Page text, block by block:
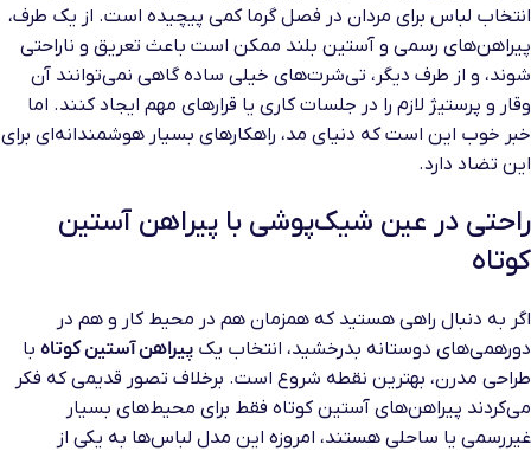
انتخاب لباس برای مردان در فصل گرما کمی پیچیده است. از یک طرف،
پیراهن‌های رسمی و آستین بلند ممکن است باعث تعریق و ناراحتی
شوند، و از طرف دیگر، تی‌شرت‌های خیلی ساده گاهی نمی‌توانند آن
وقار و پرستیژ لازم را در جلسات کاری یا قرارهای مهم ایجاد کنند. اما
خبر خوب این است که دنیای مد، راهکارهای بسیار هوشمندانه‌ای برای
این تضاد دارد.
راحتی در عین شیک‌پوشی با پیراهن آستین
کوتاه
اگر به دنبال راهی هستید که همزمان هم در محیط کار و هم در
دورهمی‌های دوستانه بدرخشید، انتخاب یک پیراهن آستین کوتاه با
طراحی مدرن، بهترین نقطه شروع است. برخلاف تصور قدیمی که فکر
می‌کردند پیراهن‌های آستین کوتاه فقط برای محیط‌های بسیار
غیررسمی یا ساحلی هستند، امروزه این مدل لباس‌ها به یکی از